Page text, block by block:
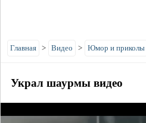
Главная > Видео > Юмор и приколы
Украл шаурмы видео